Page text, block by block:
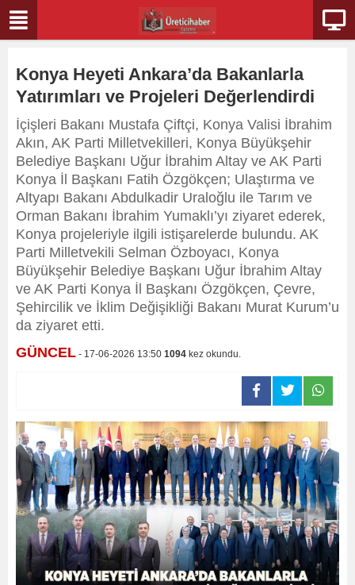
Konya Heyeti Ankara’da Bakanlarla
Yatırımları ve Projeleri Değerlendirdi
İçişleri Bakanı Mustafa Çiftçi, Konya Valisi İbrahim
Akın, AK Parti Milletvekilleri, Konya Büyükşehir
Belediye Başkanı Uğur İbrahim Altay ve AK Parti
Konya İl Başkanı Fatih Özgökçen; Ulaştırma ve
Altyapı Bakanı Abdulkadir Uraloğlu ile Tarım ve
Orman Bakanı İbrahim Yumaklı’yı ziyaret ederek,
Konya projeleriyle ilgili istişarelerde bulundu. AK
Parti Milletvekili Selman Özboyacı, Konya
Büyükşehir Belediye Başkanı Uğur İbrahim Altay
ve AK Parti Konya İl Başkanı Özgökçen, Çevre,
Şehircilik ve İklim Değişikliği Bakanı Murat Kurum’u
da ziyaret etti.
GÜNCEL - 17-06-2026 13:50 1094 kez okundu.